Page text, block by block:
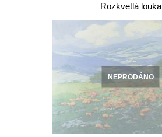
Rozkvetlá louka
NEPRODÁNO